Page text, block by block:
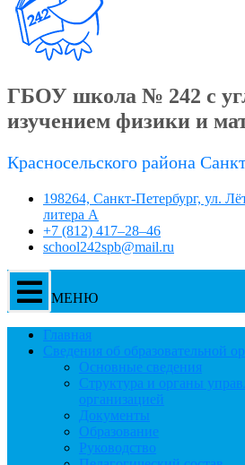
ГБОУ школа № 242 с
изучением физики и
Красносельского района
198264, Санкт-Петербург, ул.
литера А
+7 (812) 417–28–46
school242spb@mail.ru
МЕНЮ
Главная
Сведения об образовательной
Основные сведения
Структура и органы
организацией
Документы
Образование
Руководство